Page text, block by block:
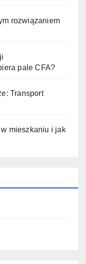
rozwiązaniem
pale CFA?
Transport
mieszkaniu i jak